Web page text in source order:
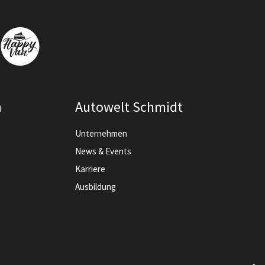
Autowelt Schmidt
Unternehmen
News & Events
Karriere
Ausbildung